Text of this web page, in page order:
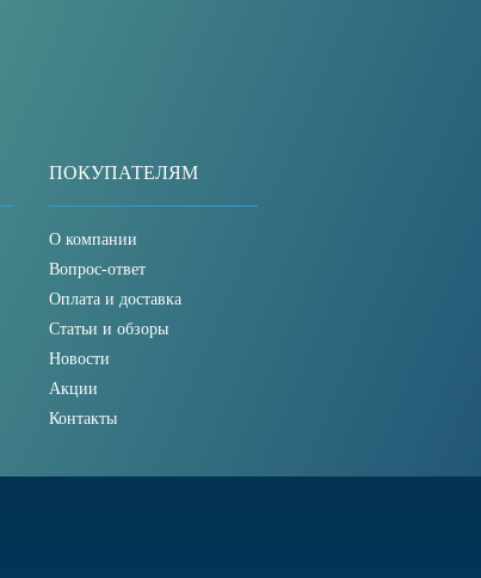
ПОКУПАТЕЛЯМ
О компании
Вопрос-ответ
Оплата и доставка
Статьи и обзоры
Новости
Акции
Контакты